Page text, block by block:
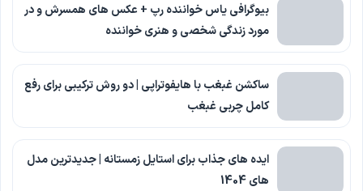
بیوگرافی یاس خواننده رپ + عکس های همسرش و در
مورد زندگی شخصی و هنری خواننده
ساکشن غبغب با هایفوتراپی | دو روش ترکیبی برای رفع
کامل چربی غبغب
ایده های جذاب برای استایل زمستانه | جدیدترین مدل
های 1404